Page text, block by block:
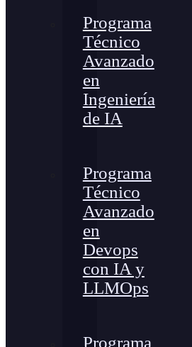
Programa
Técnico
Avanzado
en
Ingeniería
de IA
Programa
Técnico
Avanzado
en
Devops
con IA y
LLMOps
Programa